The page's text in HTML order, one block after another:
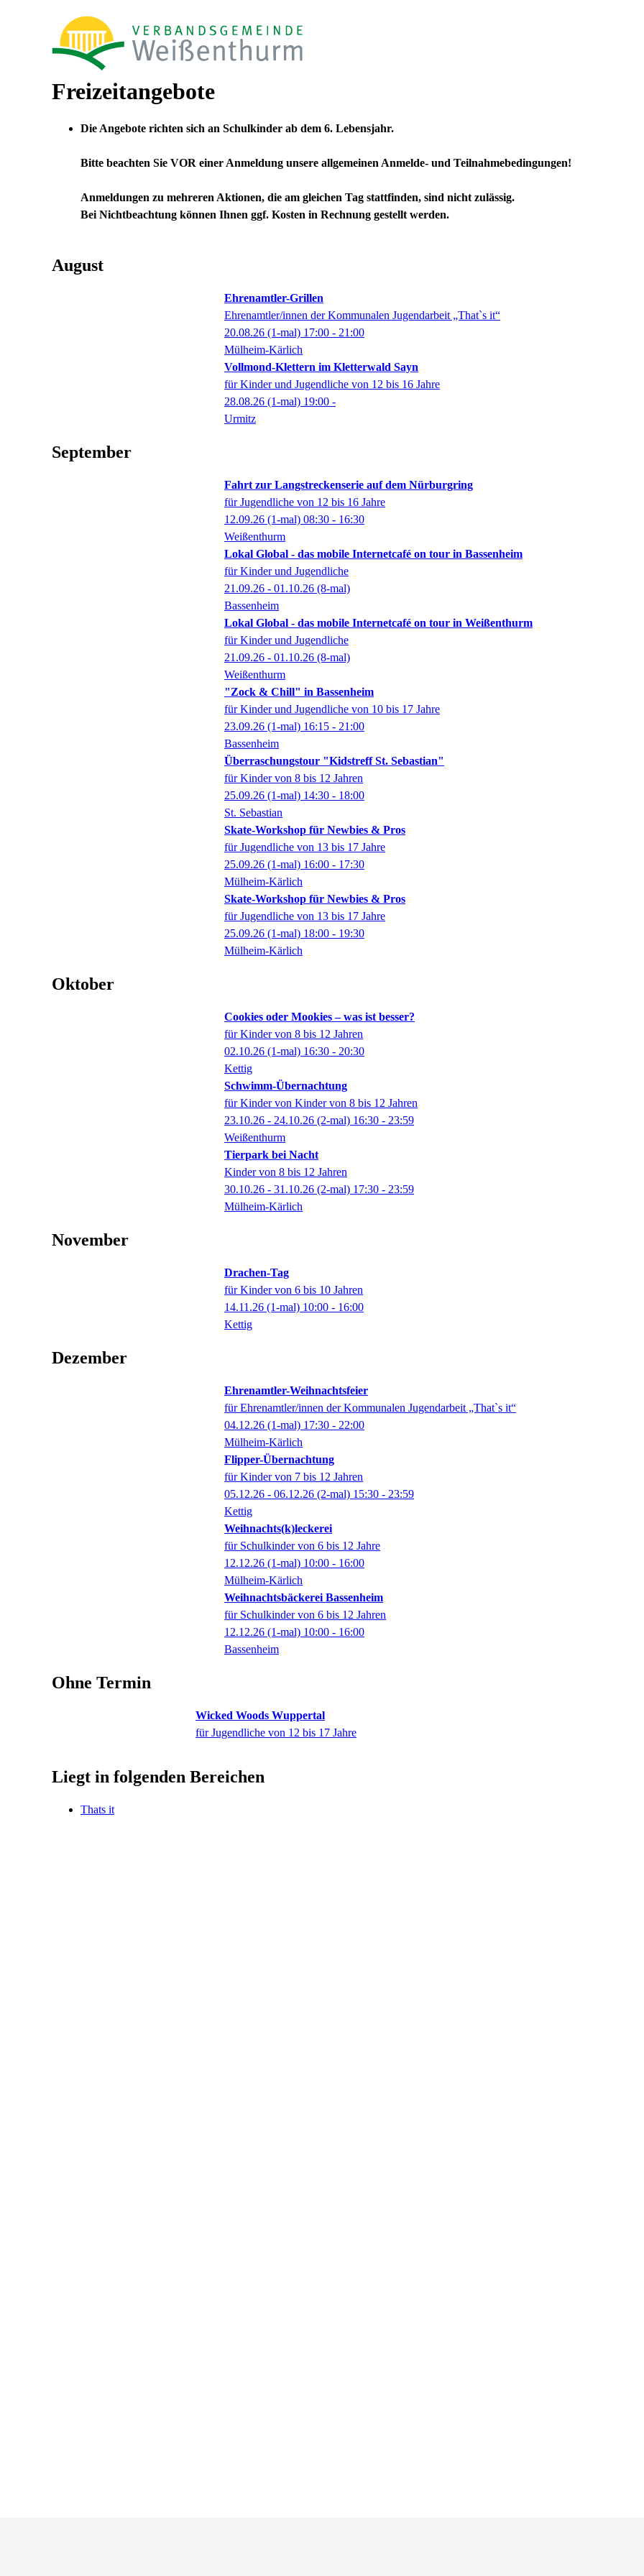
Freizeitangebote
Die Angebote richten sich an Schulkinder ab dem 6. Lebensjahr.
Bitte beachten Sie VOR einer Anmeldung unsere allgemeinen Anmelde- und Teilnahmebedingungen!
Anmeldungen zu mehreren Aktionen, die am gleichen Tag stattfinden, sind nicht zulässig.
Bei Nichtbeachtung können Ihnen ggf. Kosten in Rechnung gestellt werden.
August
Ehrenamtler-Grillen
Ehrenamtler/innen der Kommunalen Jugendarbeit „That`s it“
20.08.26 (1-mal) 17:00 - 21:00
Mülheim-Kärlich
Vollmond-Klettern im Kletterwald Sayn
für Kinder und Jugendliche von 12 bis 16 Jahre
28.08.26 (1-mal) 19:00 -
Urmitz
September
Fahrt zur Langstreckenserie auf dem Nürburgring
für Jugendliche von 12 bis 16 Jahre
12.09.26 (1-mal) 08:30 - 16:30
Weißenthurm
Lokal Global - das mobile Internetcafé on tour in Bassenheim
für Kinder und Jugendliche
21.09.26 - 01.10.26 (8-mal)
Bassenheim
Lokal Global - das mobile Internetcafé on tour in Weißenthurm
für Kinder und Jugendliche
21.09.26 - 01.10.26 (8-mal)
Weißenthurm
"Zock & Chill" in Bassenheim
für Kinder und Jugendliche von 10 bis 17 Jahre
23.09.26 (1-mal) 16:15 - 21:00
Bassenheim
Überraschungstour "Kidstreff St. Sebastian"
für Kinder von 8 bis 12 Jahren
25.09.26 (1-mal) 14:30 - 18:00
St. Sebastian
Skate-Workshop für Newbies & Pros
für Jugendliche von 13 bis 17 Jahre
25.09.26 (1-mal) 16:00 - 17:30
Mülheim-Kärlich
Skate-Workshop für Newbies & Pros
für Jugendliche von 13 bis 17 Jahre
25.09.26 (1-mal) 18:00 - 19:30
Mülheim-Kärlich
Oktober
Cookies oder Mookies – was ist besser?
für Kinder von 8 bis 12 Jahren
02.10.26 (1-mal) 16:30 - 20:30
Kettig
Schwimm-Übernachtung
für Kinder von Kinder von 8 bis 12 Jahren
23.10.26 - 24.10.26 (2-mal) 16:30 - 23:59
Weißenthurm
Tierpark bei Nacht
Kinder von 8 bis 12 Jahren
30.10.26 - 31.10.26 (2-mal) 17:30 - 23:59
Mülheim-Kärlich
November
Drachen-Tag
für Kinder von 6 bis 10 Jahren
14.11.26 (1-mal) 10:00 - 16:00
Kettig
Dezember
Ehrenamtler-Weihnachtsfeier
für Ehrenamtler/innen der Kommunalen Jugendarbeit „That`s it“
04.12.26 (1-mal) 17:30 - 22:00
Mülheim-Kärlich
Flipper-Übernachtung
für Kinder von 7 bis 12 Jahren
05.12.26 - 06.12.26 (2-mal) 15:30 - 23:59
Kettig
Weihnachts(k)leckerei
für Schulkinder von 6 bis 12 Jahre
12.12.26 (1-mal) 10:00 - 16:00
Mülheim-Kärlich
Weihnachtsbäckerei Bassenheim
für Schulkinder von 6 bis 12 Jahren
12.12.26 (1-mal) 10:00 - 16:00
Bassenheim
Ohne Termin
Wicked Woods Wuppertal
für Jugendliche von 12 bis 17 Jahre
Liegt in folgenden Bereichen
Thats it